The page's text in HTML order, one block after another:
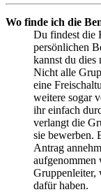
Wo finde ich die
Du findest die
persönlichen
kannst du dies
Nicht alle
eine
weitere sogar
ihr einfach
verlangt die
sie bewerben.
Antrag
aufgenommen
Gruppenleiter,
dafür haben.